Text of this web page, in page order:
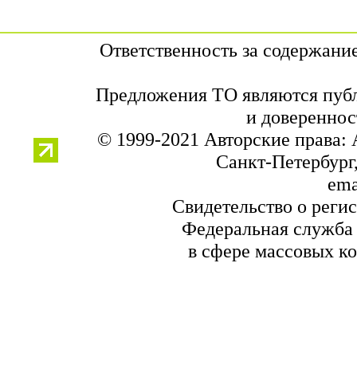
Ответственность за
Предложения ТО являются
и
© 1999-2021 Авторские
Санкт-
Свидетельство о
Федеральная служба
в сфере массовых